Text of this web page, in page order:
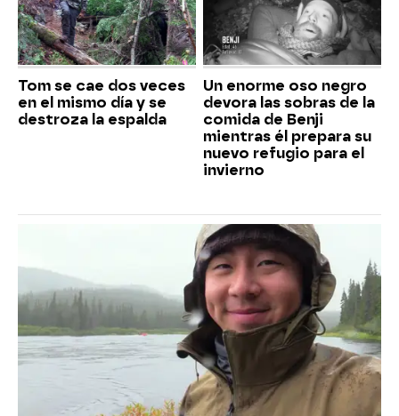
Tom se cae dos veces
en el mismo día y se
destroza la espalda
Un enorme oso negro
devora las sobras de la
comida de Benji
mientras él prepara su
nuevo refugio para el
invierno